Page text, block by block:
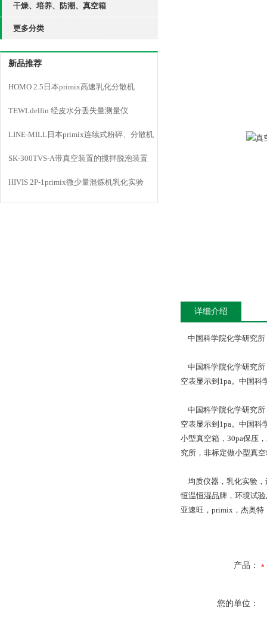
干燥、培养、防潮、真空箱
更多分类
新品推荐
HOMO 2.5日本primix高速乳化分散机
TEWLdelfin 经皮水分丢失量测量仪
LINE-MILL日本primix连续式粉碎、分散机
LINE MILL
SK-300TVS-A带真空装置的搅拌脱泡装置
HIVIS 2P-1primix微少量混炼机乳化实验
详细介绍
中国科学院化学研究所
中国科学院化学研究所
空表显示到1pa。中国科
中国科学院化学研究所
空表显示到1pa。中国科
小型真空箱，30pa保压
究所，非标定做小型真
均质仪器，乳化实验，
恒温恒湿品牌，环境试
亚速旺，primix，杰奥特
产品：
您的单位：